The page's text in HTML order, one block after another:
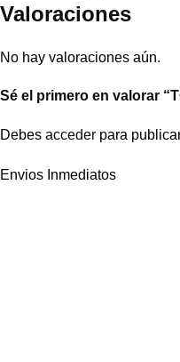
Valoraciones
No hay valoraciones aún.
Sé el primero en valorar
Debes acceder para
Envios Inmediatos